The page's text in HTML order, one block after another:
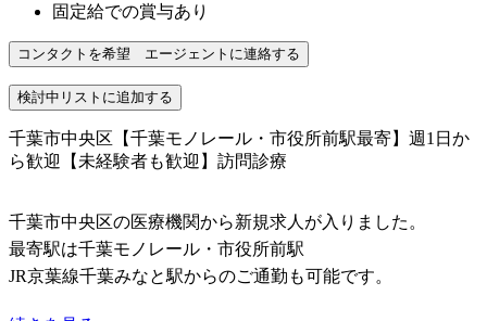
固定給での賞与あり
千葉市中央区【千葉モノレール・市役所前駅最寄】週1日か
ら歓迎【未経験者も歓迎】訪問診療
千葉市中央区の医療機関から新規求人が入りました。
最寄駅は千葉モノレール・市役所前駅
JR京葉線千葉みなと駅からのご通勤も可能です。